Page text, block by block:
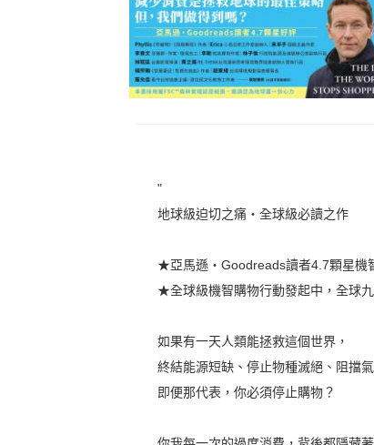
"
地球級迫切之痛・全球級必讀之作
★亞馬遜・Goodreads讀者4.7顆星機
★全球級機智購物行動發起中，全球九
如果有一天人類能拯救這個世界，
終結能源短缺、停止物種滅絕、阻擋
即便那代表，你必須停止購物？